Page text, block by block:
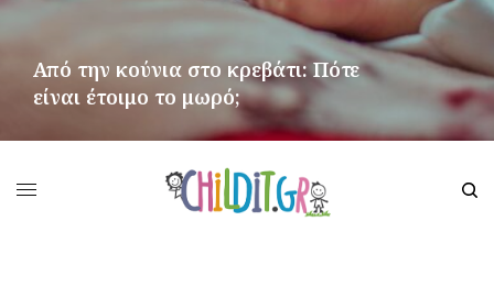
Από την κούνια στο κρεβάτι: Πότε
είναι έτοιμο το μωρό;